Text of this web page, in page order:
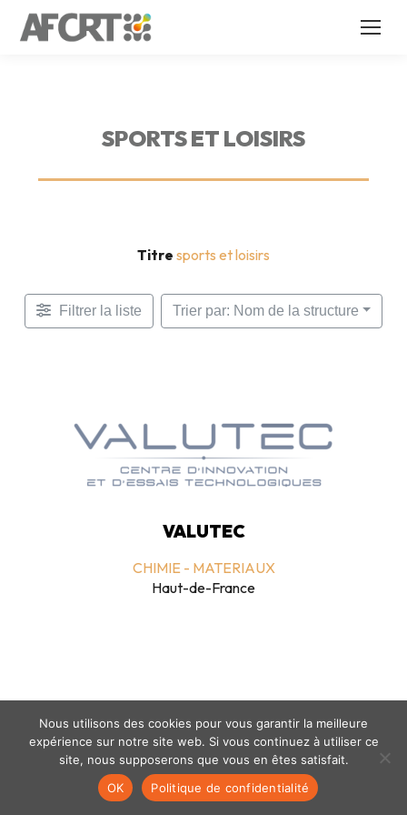
SPORTS ET LOISIRS
Titre sports et loisirs
Filtrer la liste Trier par: Nom de la structure
VALUTEC
CHIMIE - MATERIAUX
Haut-de-France
Mentions légales- politique de confidentialité- © coclico 2026
Nous utilisons des cookies pour vous garantir la meilleure
expérience sur notre site web. Si vous continuez à utiliser ce
site, nous supposerons que vous en êtes satisfait.
OK
Politique de confidentialité